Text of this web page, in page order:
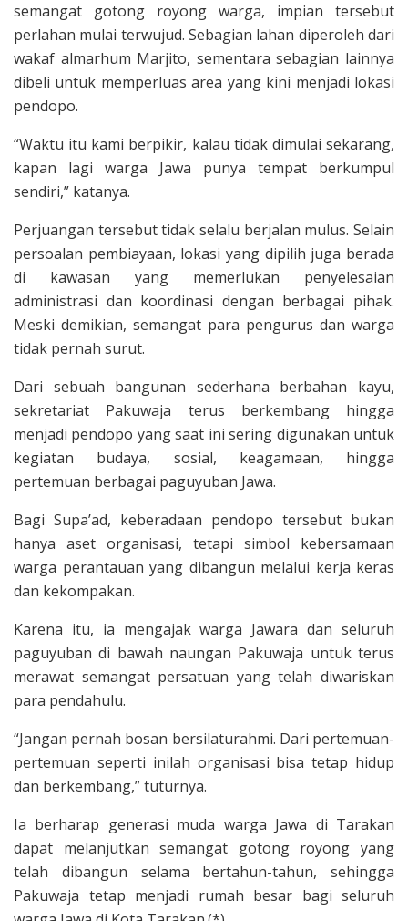
semangat gotong royong warga, impian tersebut
perlahan mulai terwujud. Sebagian lahan diperoleh dari
wakaf almarhum Marjito, sementara sebagian lainnya
dibeli untuk memperluas area yang kini menjadi lokasi
pendopo.
“Waktu itu kami berpikir, kalau tidak dimulai sekarang,
kapan lagi warga Jawa punya tempat berkumpul
sendiri,” katanya.
Perjuangan tersebut tidak selalu berjalan mulus. Selain
persoalan pembiayaan, lokasi yang dipilih juga berada
di kawasan yang memerlukan penyelesaian
administrasi dan koordinasi dengan berbagai pihak.
Meski demikian, semangat para pengurus dan warga
tidak pernah surut.
Dari sebuah bangunan sederhana berbahan kayu,
sekretariat Pakuwaja terus berkembang hingga
menjadi pendopo yang saat ini sering digunakan untuk
kegiatan budaya, sosial, keagamaan, hingga
pertemuan berbagai paguyuban Jawa.
Bagi Supa’ad, keberadaan pendopo tersebut bukan
hanya aset organisasi, tetapi simbol kebersamaan
warga perantauan yang dibangun melalui kerja keras
dan kekompakan.
Karena itu, ia mengajak warga Jawara dan seluruh
paguyuban di bawah naungan Pakuwaja untuk terus
merawat semangat persatuan yang telah diwariskan
para pendahulu.
“Jangan pernah bosan bersilaturahmi. Dari pertemuan-
pertemuan seperti inilah organisasi bisa tetap hidup
dan berkembang,” tuturnya.
Ia berharap generasi muda warga Jawa di Tarakan
dapat melanjutkan semangat gotong royong yang
telah dibangun selama bertahun-tahun, sehingga
Pakuwaja tetap menjadi rumah besar bagi seluruh